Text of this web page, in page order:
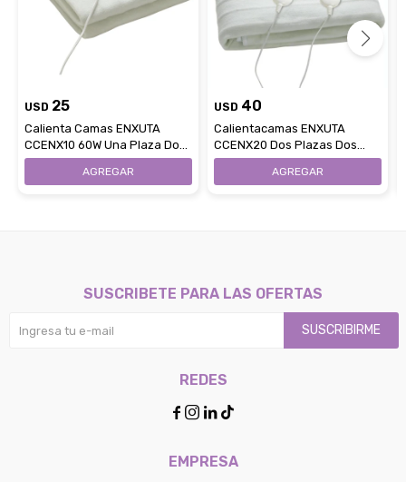
USD 25
Calienta Camas ENXUTA
CCENX10 60W Una Plaza Dos
Niveles de Calor
USD 40
Calientacamas ENXUTA
CCENX20 Dos Plazas Dos
Niveles De Calor Lavable
EMPRESA
SUSCRIBETE PARA LAS OFERTAS
SUSCRIBIRME
REDES
   